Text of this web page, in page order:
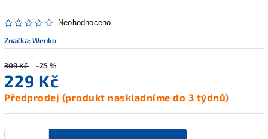
Neohodnoceno
Značka:Wenko
309 Kč –25 %
229 Kč
Předprodej (produkt naskladníme do 3 týdnů)